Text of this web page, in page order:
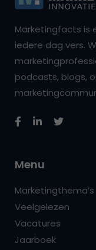
Marketingfacts is
iedere dag vers.
podcasts, blogs,
Menu
Marketingthema’s
Veelgelezen
Vacatures
Jaarboek